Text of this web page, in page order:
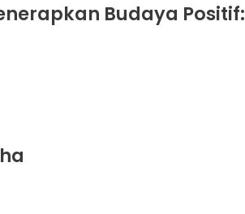
Budaya Positif: